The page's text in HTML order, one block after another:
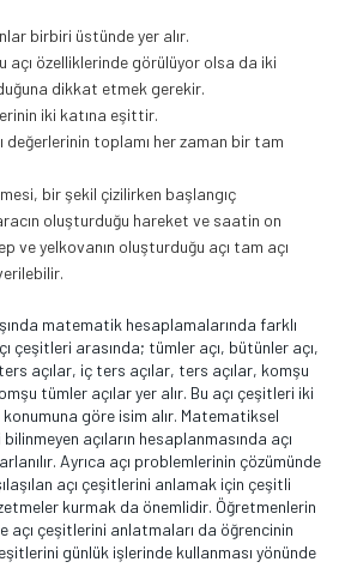
birbiri üstünde yer alır.
açı özelliklerinde görülüyor olsa da iki
dikkat etmek gerekir.
iki katına eşittir.
değerlerinin toplamı her zaman bir tam
bir şekil çizilirken başlangıç
oluşturduğu hareket ve saatin on
ve yelkovanın oluşturduğu açı tam açı
matematik hesaplamalarında farklı
çeşitleri arasında; tümler açı, bütünler açı,
açılar, iç ters açılar, ters açılar, komşu
tümler açılar yer alır. Bu açı çeşitleri iki
konumuna göre isim alır. Matematiksel
açıların hesaplanmasında açı
Ayrıca açı problemlerinin çözümünde
açı çeşitlerini anlamak için çeşitli
kurmak da önemlidir. Öğretmenlerin
açı çeşitlerini anlatmaları da öğrencinin
günlük işlerinde kullanması yönünde